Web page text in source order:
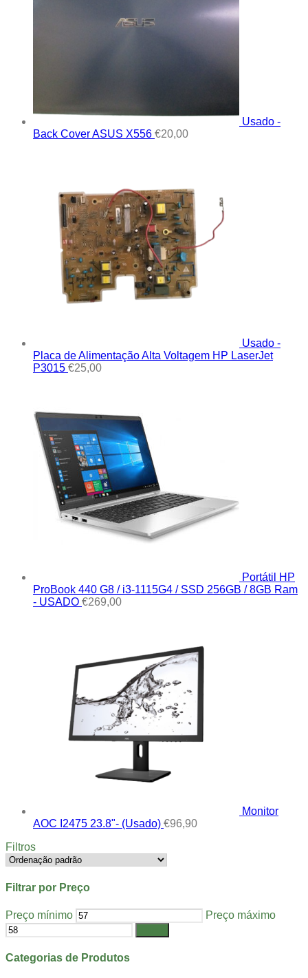
Usado -
Back Cover ASUS X556 €20,00
Usado -
Placa de Alimentação Alta Voltagem HP LaserJet
P3015 €25,00
Portátil HP
ProBook 440 G8 / i3-1115G4 / SSD 256GB / 8GB Ram
- USADO €269,00
Monitor
AOC I2475 23.8"- (Usado) €96,90
Filtros
Filtrar por Preço
Preço mínimo Preço máximo
Categorias de Produtos